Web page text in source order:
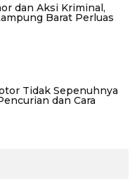
dan Aksi Kriminal,
Barat Perluas
Tidak Sepenuhnya
dan Cara